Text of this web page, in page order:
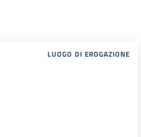
LUOGO DI EROGAZIONE